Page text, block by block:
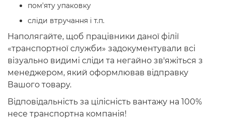
пом'яту упаковку
сліди втручання і т.п.
Наполягайте, щоб працівники даної філії
«транспортної служби» задокументували всі
візуально видимі сліди та негайно зв'яжіться з
менеджером, який оформлював відправку
Вашого товару.
Відповідальність за цілісність вантажу на 100%
несе транспортна компанія!